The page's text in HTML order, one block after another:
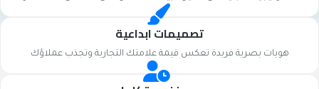
تصميمات ابداعية
هويات بصرية فريدة تعكس قيمة علامتك التجارية وتجذب عملاؤك